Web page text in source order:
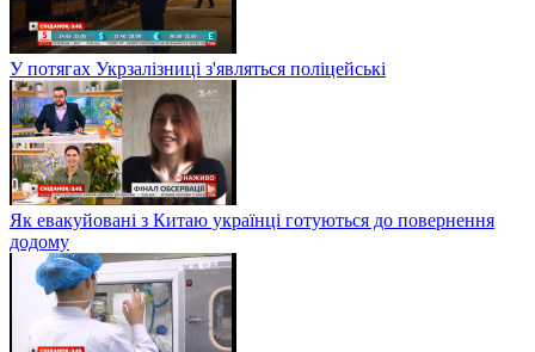
У потягах Укрзалізниці з'являться поліцейські
Як евакуйовані з Китаю українці готуються до повернення
додому